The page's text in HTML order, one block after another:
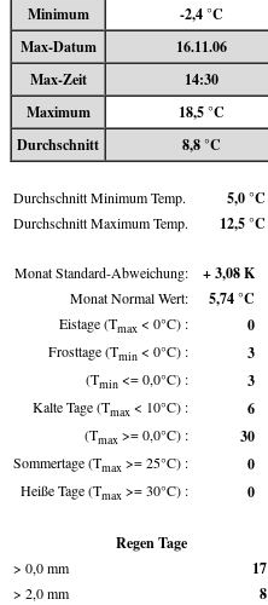
Minimum
-2,4 °C
Max-Datum
16.11.06
Max-Zeit
14:30
Maximum
18,5 °C
Durchschnitt
8,8 °C
Durchschnitt Minimum Temp. 5,0 °C
Durchschnitt Maximum Temp. 12,5 °C
Monat Standard-Abweichung: + 3,08 K
Monat Normal Wert: 5,74 °C
Eistage (Tmax < 0°C) : 0
Frosttage (Tmin < 0°C) : 3
(Tmin <= 0,0°C) : 3
Kalte Tage (Tmax < 10°C) : 6
(Tmax >= 0,0°C) : 30
Sommertage (Tmax >= 25°C) : 0
Heiße Tage (Tmax >= 30°C) : 0
Regen Tage
> 0,0 mm 17
> 2,0 mm 8